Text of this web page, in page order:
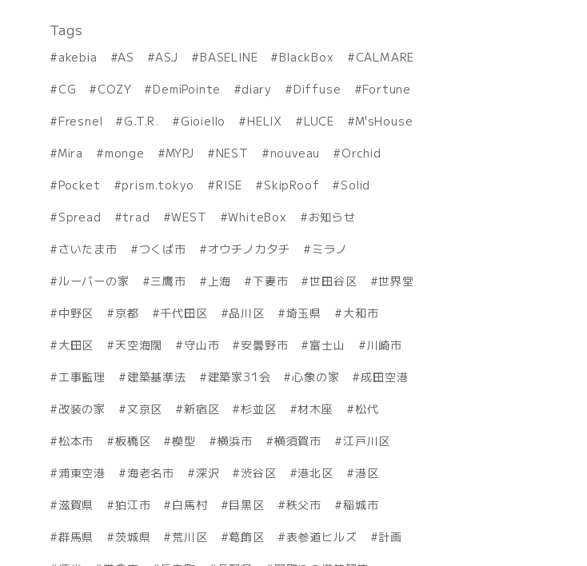
Tags
akebia AS ASJ BASELINE BlackBox
CALMARE
CG
COZY DemiPointe diary Diffuse
Fortune
Fresnel
G.T.R. Gioiello HELIX LUCE
M'sHouse
Mira
monge MYPJ NEST nouveau
Orchid
Pocket
prism.tokyo RISE SkipRoof
Solid
Spread
trad WEST WhiteBox
お知らせ
さいたま市
つくば市 オウチノカタチ
ミラノ
ルーバーの家
三鷹市 上海 下妻市 世田谷区
世界堂
中野区
京都 千代田区 品川区 埼玉県
大和市
大田区
天空海闊 守山市 安曇野市 富士山
川崎市
工事監理
建築基準法 建築家31会 心象の家
成田空港
改装の家
文京区 新宿区 杉並区 材木座
松代
松本市
板橋区 模型 横浜市 横須賀市
江戸川区
浦東空港
海老名市 深沢 渋谷区 港北区
港区
滋賀県
狛江市 白馬村 目黒区 秩父市
稲城市
群馬県
茨城県 荒川区 葛飾区 表参道ヒルズ
計画